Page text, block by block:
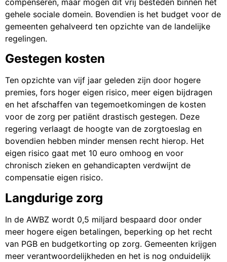
gehele sociale domein. Bovendien is het budget voor de
gemeenten gehalveerd ten opzichte van de landelijke
regelingen.
Gestegen kosten
Ten opzichte van vijf jaar geleden zijn door hogere
premies, fors hoger eigen risico, meer eigen bijdragen
en het afschaffen van tegemoetkomingen de kosten
voor de zorg per patiënt drastisch gestegen. Deze
regering verlaagt de hoogte van de zorgtoeslag en
bovendien hebben minder mensen recht hierop. Het
eigen risico gaat met 10 euro omhoog en voor
chronisch zieken en gehandicapten verdwijnt de
compensatie eigen risico.
Langdurige zorg
In de AWBZ wordt 0,5 miljard bespaard door onder
meer hogere eigen betalingen, beperking op het recht
van PGB en budgetkorting op zorg. Gemeenten krijgen
meer verantwoordelijkheden en het is nog onduidelijk